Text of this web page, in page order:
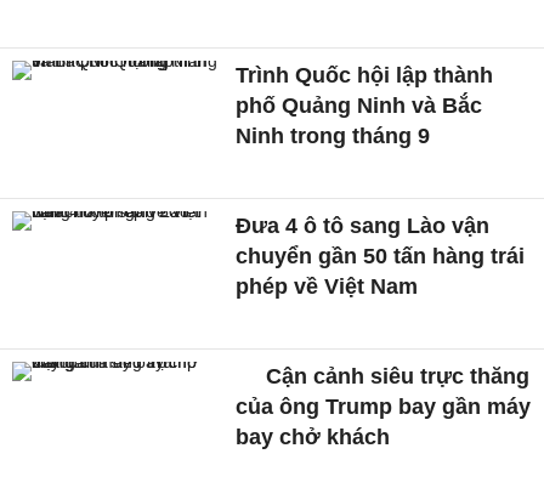
Trình Quốc hội lập thành
phố Quảng Ninh và Bắc
Ninh trong tháng 9
Đưa 4 ô tô sang Lào vận
chuyển gần 50 tấn hàng trái
phép về Việt Nam
Cận cảnh siêu trực thăng
của ông Trump bay gần máy
bay chở khách